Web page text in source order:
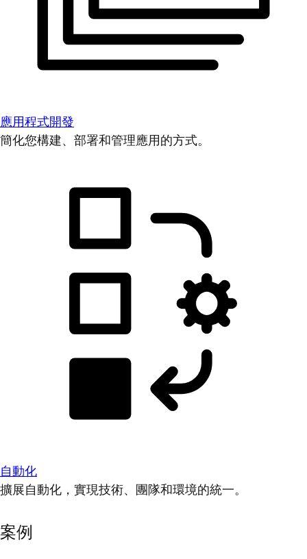
應用程式開發
簡化您構建、部署和管理應用的方式。
自動化
擴展自動化，實現技術、團隊和環境的統一。
案例